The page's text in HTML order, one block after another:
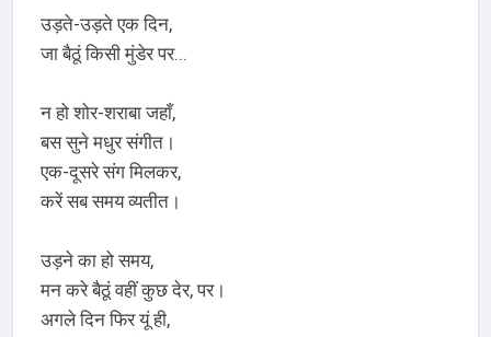
उड़ते-उड़ते एक दिन,
जा बैठूं किसी मुंडेर पर...
न हो शोर-शराबा जहाँ,
बस सुने मधुर संगीत।
एक-दूसरे संग मिलकर,
करें सब समय व्यतीत।
उड़ने का हो समय,
मन करे बैठूं वहीं कुछ देर, पर।
अगले दिन फिर यूं ही,